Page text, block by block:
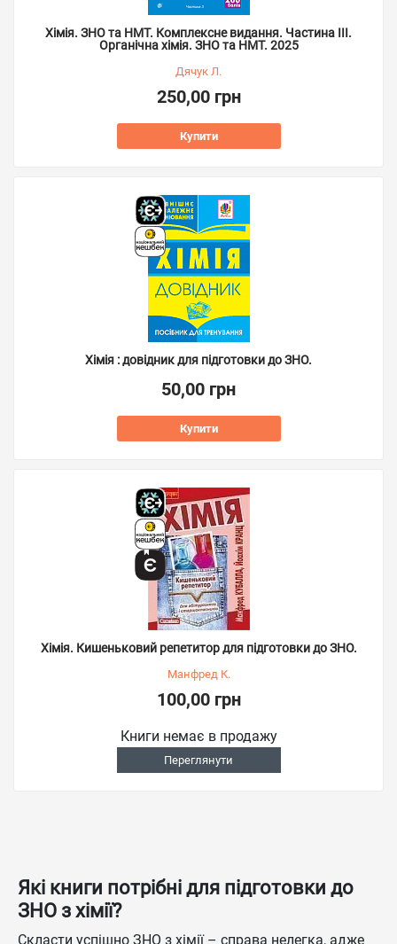
Хімія. ЗНО та НМТ. Комплексне видання. Частина ІІІ.
Органічна хімія. ЗНО та НМТ. 2025
Дячук Л.
250,00 грн
Купити
Хімія : довідник для підготовки до ЗНО.
50,00 грн
Купити
Хімія. Кишеньковий репетитор для підготовки до ЗНО.
Манфред К.
100,00 грн
Книги немає в продажу
Переглянути
Які книги потрібні для підготовки до
ЗНО з хімії?
Скласти успішно ЗНО з хімії – справа нелегка, адже